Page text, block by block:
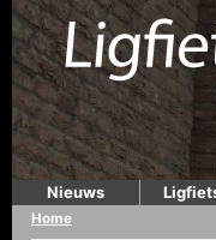
Nieuws
Home